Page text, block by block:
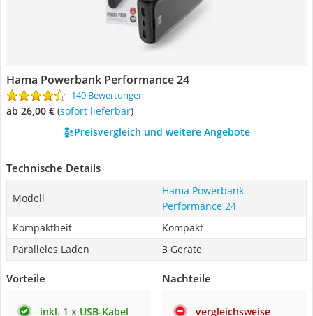
Hama Powerbank Performance 24
140 Bewertungen
ab 26,00 € ( Sofort lieferbar)
Preisvergleich und weitere Angebote
Technische Details
Modell
Hama Powerbank
Performance 24
Kompaktheit
Kompakt
Paralleles Laden
3 Geräte
Vorteile
inkl. 1 x USB-Kabel
Nachteile
vergleichsweise